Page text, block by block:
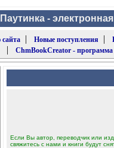
-
| Новые поступления |
| ChmBookCreator -
Если Вы автор, переводчик или
свяжитесь с нами и книги будут